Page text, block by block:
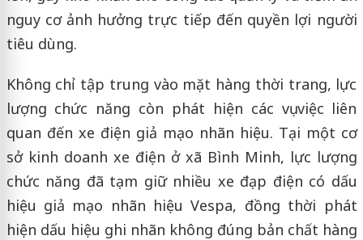
nguy cơ ảnh hưởng trực tiếp đến quyền lợi người
tiêu dùng.
Không chỉ tập trung vào mặt hàng thời trang, lực
lượng chức năng còn phát hiện các vụ việc liên
quan đến xe điện giả mạo nhãn hiệu. Tại một cơ
sở kinh doanh xe điện ở xã Bình Minh, lực lượng
chức năng đã tạm giữ nhiều xe đạp điện có dấu
hiệu giả mạo nhãn hiệu Vespa, đồng thời phát
hiện dấu hiệu ghi nhãn không đúng bản chất hàng